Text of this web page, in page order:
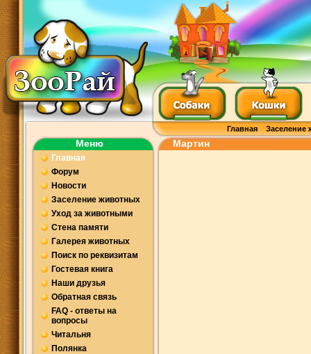
Главная Заселение
Меню
Главная
Форум
Новости
Заселение животных
Уход за животными
Стена памяти
Галерея животных
Поиск по реквизитам
Гостевая книга
Наши друзья
Обратная связь
FAQ - ответы на
вопросы
Читальня
Полянка
Мартин